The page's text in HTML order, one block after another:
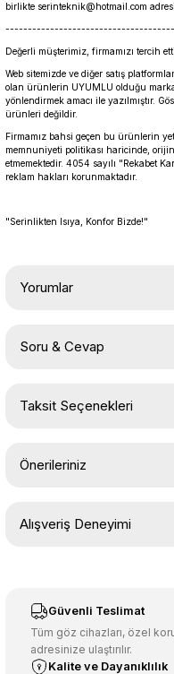
birlikte serinteknik@hotmail.com
Değerli müşterimiz, firmamızı tercih
Web sitemizde ve diğer satış
olan ürünlerin UYUMLU olduğu
yönlendirmek amacı ile yazılmıştır.
ürünleri değildir.
Firmamız bahsi geçen bu ürünlerin
memnuniyeti politikası haricinde,
etmemektedir. 4054 sayılı "Rekabet
reklam hakları korunmaktadır.
"Serinlikten Isıya, Konfor Bizde!"
Yorumlar
Soru & Cevap
Taksit Seçenekleri
Önerileriniz
konularda yetersiz
Ürün resmi kalitesiz, bozuk
Ürün açıklamasında eksik
Ürün bilgilerinde hatalar
Alışveriş Deneyimi
Güvenli Teslimat
Tüm göz cihazları, özel
adresinize ulaştırılır.
Kalite ve Dayanıklılık